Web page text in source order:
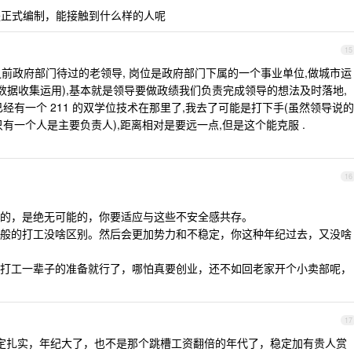
式编制，能接触到什么样的人呢
15
政府部门待过的老领导, 岗位是政府部门下属的一个事业单位,做城市运
收集运用),基本就是领导要做政绩我们负责完成领导的想法及时落地,
有一个 211 的双学位技术在那里了,我去了可能是打下手(虽然领导说的
一个人是主要负责人),距离相对是要远一点,但是这个能克服 .
16
，是绝无可能的，你要适应与这些不安全感共存。
的打工没啥区别。然后会更加势力和不稳定，你这种年纪过去，又没啥
工一辈子的准备就行了，哪怕真要创业，还不如回老家开个小卖部呢，
17
实，年纪大了，也不是那个跳槽工资翻倍的年代了，稳定加有贵人赏